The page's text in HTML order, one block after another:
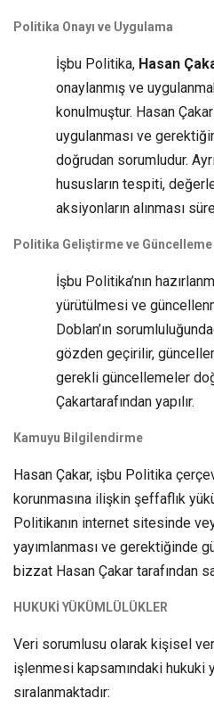
Politika Onayı ve Uygulama
İşbu Politika, Hasan
onaylanmış ve
konulmuştur. Hasan
uygulanması ve
doğrudan sorumludur.
hususların tespiti,
aksiyonların alınması
Politika Geliştirme ve Güncelleme
İşbu Politika’nın
yürütülmesi ve
Doblan’ın
gözden geçirilir,
gerekli güncellemeler
Çakartarafından yapılır.
Kamuyu Bilgilendirme
Hasan Çakar, işbu Politika
korunmasına ilişkin şeffaflık
Politikanın internet sitesinde
yayımlanması ve gerektiğinde
bizzat Hasan Çakar tarafından
HUKUKİ YÜKÜMLÜLÜKLER
Veri sorumlusu olarak kişisel
işlenmesi kapsamındaki hukuki
sıralanmaktadır: